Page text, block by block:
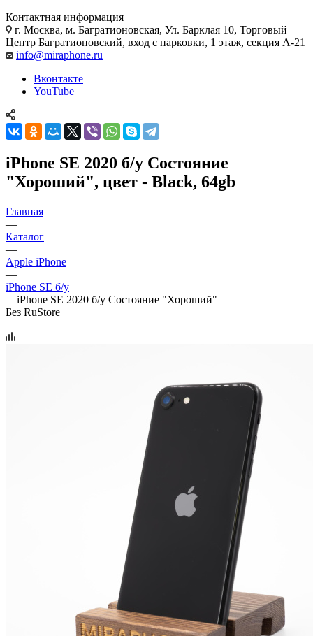
Контактная информация
г. Москва, м. Багратионовская, Ул. Барклая 10, Торговый
Центр Багратионовский, вход с парковки, 1 этаж, секция А-21
info@miraphone.ru
Вконтакте
YouTube
iPhone SE 2020 б/у Состояние
"Хороший", цвет - Black, 64gb
Главная
—
Каталог
—
Apple iPhone
—
iPhone SE б/у
—iPhone SE 2020 б/у Состояние "Хороший"
Без RuStore